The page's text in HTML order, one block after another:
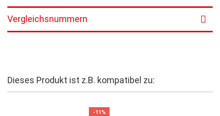
Vergleichsnummern
Dieses Produkt ist z.B. kompatibel zu:
-11%